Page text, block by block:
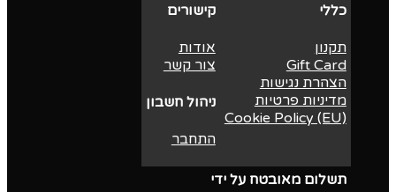
תשלום מאובטח על ידי
קישורים
אודות
צור קשר
ניהול חשבון
התחבר
כללי
תקנון
Gift Card
הצהרת נגישות
מדיניות פרטיות
Cookie Policy (EU)